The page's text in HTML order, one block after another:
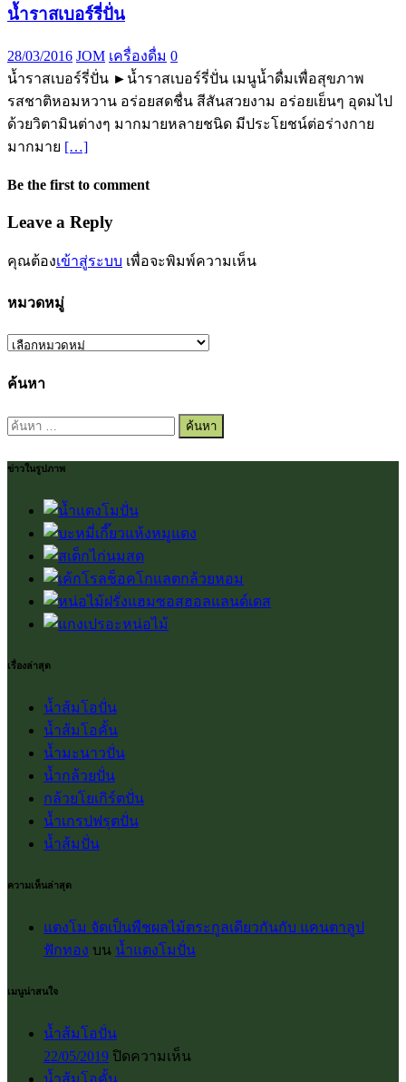
น้ำราสเบอร์รี่ปั่น
28/03/2016 JOM เครื่องดื่ม 0
น้ำราสเบอร์รี่ปั่น ►น้ำราสเบอร์รี่ปั่น เมนูน้ำดื่มเพื่อสุขภาพ
รสชาติหอมหวาน อร่อยสดชื่น สีสันสวยงาม อร่อยเย็นๆ อุดมไป
ด้วยวิตามินต่างๆ มากมายหลายชนิด มีประโยชน์ต่อร่างกาย
มากมาย […]
Be the first to comment
Leave a Reply
คุณต้องเข้าสู่ระบบ เพื่อจะพิมพ์ความเห็น
หมวดหมู่
หมวด
ค้นหา
ค้นหา
ข่าวในรูปภาพ
เรื่องล่าสุด
น้ำส้มโอปั่น
น้ำส้มโอคั้น
น้ำมะนาวปั่น
น้ำกล้วยปั่น
กล้วยโยเกิร์ตปั่น
น้ำเกรปฟรุตปั่น
น้ำส้มปั่น
ความเห็นล่าสุด
แตงโม จัดเป็นพืชผลไม้ตระกูลเดียวกันกับ แคนตาลูป
ฟักทอง บน น้ำแตงโมปั่น
เมนูน่าสนใจ
น้ำส้มโอปั่น
22/05/2019 ปิดความเห็นบน
น้ำส้มโอคั้น